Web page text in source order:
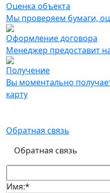
Оценка объекта
Мы проверяем бумаги,
Оформление договора
Менеджер предоставит
Получение
Вы моментально
карту
Обратная связь
Обратная связь
Имя:*